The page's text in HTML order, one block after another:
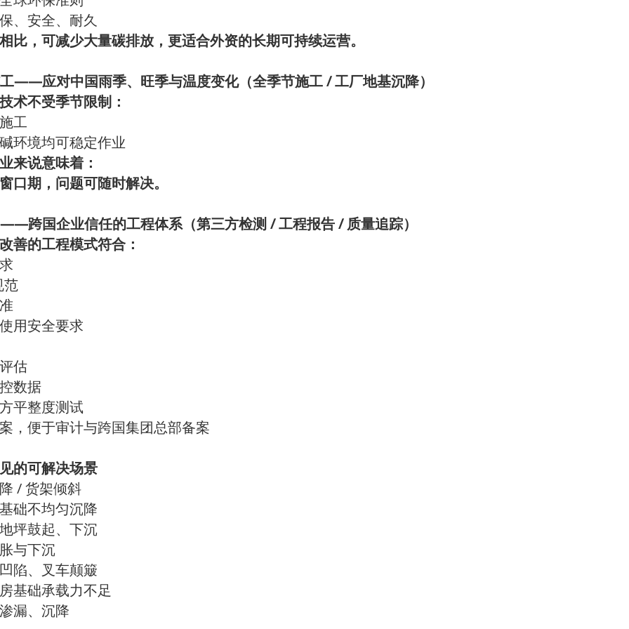
、安全、耐久
比，可减少大量碳排放，更适合外资的长期可持续运营。
——应对中国雨季、旺季与温度变化（全季节施工 /工厂地基沉降）
术不受季节限制：
工
环境均可稳定作业
来说意味着：
口期，问题可随时解决。
——跨国企业信任的工程体系（第三方检测 /工程报告 / 质量追踪）
善的工程模式符合：
范
用安全要求
估
数据
平整度测试
，便于审计与跨国集团总部备案
的可解决场景
/ 货架倾斜
础不均匀沉降
坪鼓起、下沉
与下沉
陷、叉车颠簸
基础承载力不足
漏、沉降